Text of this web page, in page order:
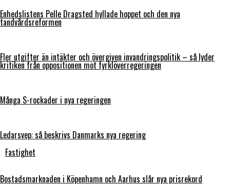
Enhedslistens Pelle Dragsted hyllade hoppet och den nya
tandvårdsreformen
Fler utgifter än intäkter och övergiven invandringspolitik – så lyder
kritiken från oppositionen mot fyrklöverregeringen
Många S-rockader i nya regeringen
Ledarsvep: så beskrivs Danmarks nya regering
Fastighet
Bostadsmarknaden i Köpenhamn och Aarhus slår nya prisrekord